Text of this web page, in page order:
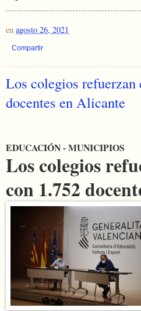
en agosto 26, 2021
Compartir
Los colegios refuerzan
docentes en Alicante
EDUCACIÓN - MUNICIPIOS
Los colegios
con 1.752